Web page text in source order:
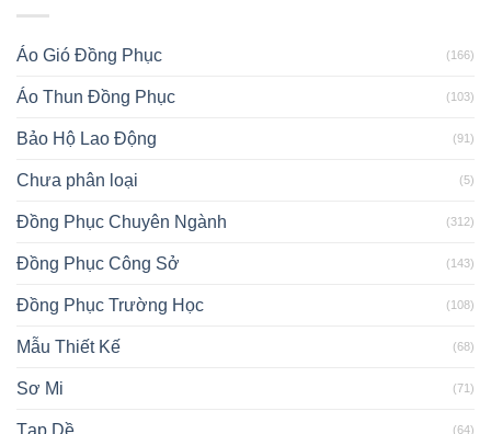
Áo Gió Đồng Phục (166)
Áo Thun Đồng Phục (103)
Bảo Hộ Lao Động (91)
Chưa phân loại (5)
Đồng Phục Chuyên Ngành (312)
Đồng Phục Công Sở (143)
Đồng Phục Trường Học (108)
Mẫu Thiết Kế (68)
Sơ Mi (71)
Tạp Dề (64)